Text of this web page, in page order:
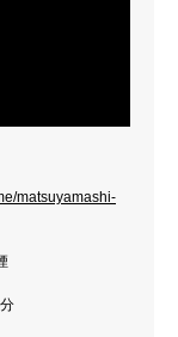
matsuyamashi-